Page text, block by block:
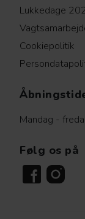
Lukkedage
Cookiepolitik
Mandag -
Følg os på